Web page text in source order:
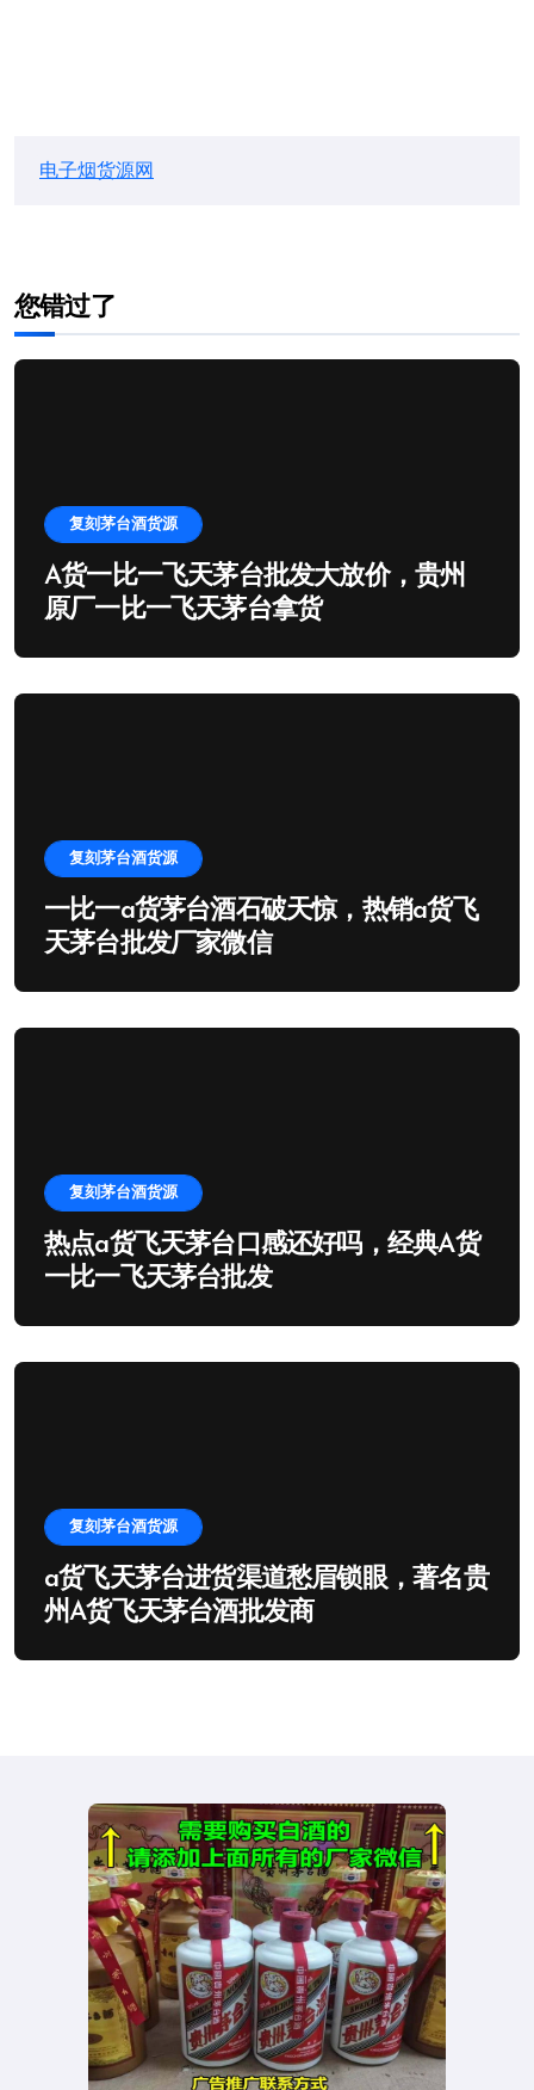
电子烟货源网
您错过了
复刻茅台酒货源
A货一比一飞天茅台批发大放价，贵州
原厂一比一飞天茅台拿货
复刻茅台酒货源
一比一a货茅台酒石破天惊，热销a货飞
天茅台批发厂家微信
复刻茅台酒货源
热点a货飞天茅台口感还好吗，经典A货
一比一飞天茅台批发
复刻茅台酒货源
a货飞天茅台进货渠道愁眉锁眼，著名贵
州A货飞天茅台酒批发商